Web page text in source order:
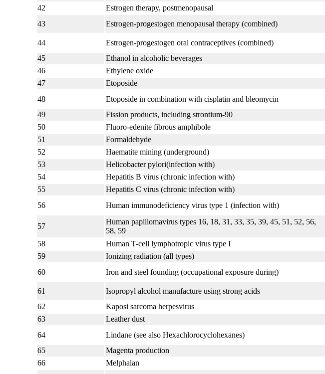
42
Estrogen therapy, postmenopausal
43
Estrogen-progestogen menopausal therapy (combined)
44 Estrogen-progestogen oral contraceptives (combined)
45
Ethanol in alcoholic beverages
46
Ethylene oxide
47
Etoposide
48
Etoposide in combination with cisplatin and bleomycin
49
Fission products, including strontium-90
50
Fluoro-edenite fibrous amphibole
51
Formaldehyde
52
Haematite mining (underground)
53
Helicobacter pylori(infection with)
54
Hepatitis B virus (chronic infection with)
55
Hepatitis C virus (chronic infection with)
56
Human immunodeficiency virus type 1 (infection with)
57
Human papillomavirus types 16, 18, 31, 33, 35, 39, 45, 51, 52, 56,
58, 59
58 Human T-cell lymphotropic virus type I
59
Ionizing radiation (all types)
60
Iron and steel founding (occupational exposure during)
61 Isopropyl alcohol manufacture using strong acids
62
Kaposi sarcoma herpesvirus
63
Leather dust
64
Lindane (see also Hexachlorocyclohexanes)
65
Magenta production
66
Melphalan